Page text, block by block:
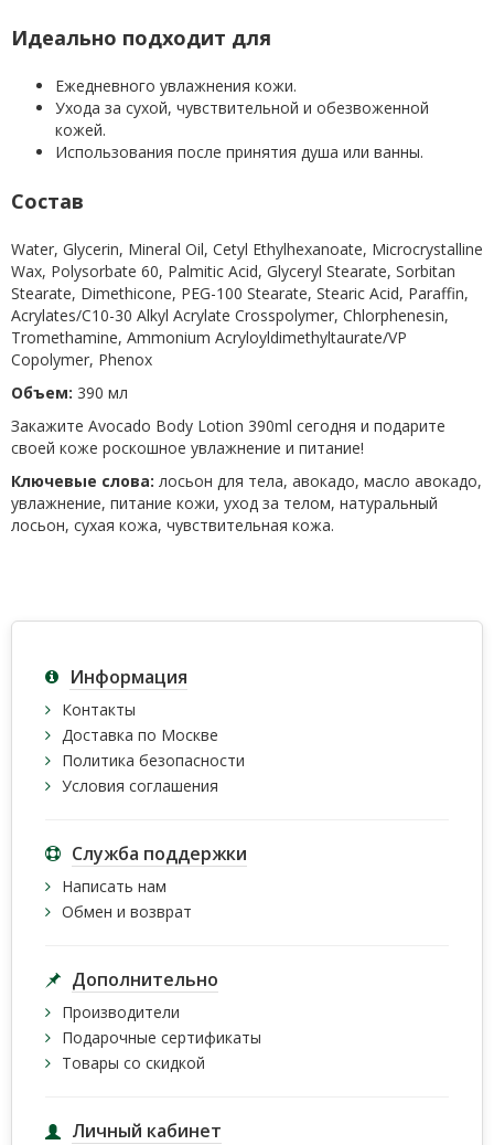
Идеально подходит для
Ежедневного увлажнения кожи.
Ухода за сухой, чувствительной и обезвоженной
кожей.
Использования после принятия душа или ванны.
Состав
Water, Glycerin, Mineral Oil, Cetyl Ethylhexanoate, Microcrystalline
Wax, Polysorbate 60, Palmitic Acid, Glyceryl Stearate, Sorbitan
Stearate, Dimethicone, PEG-100 Stearate, Stearic Acid, Paraffin,
Acrylates/C10-30 Alkyl Acrylate Crosspolymer, Chlorphenesin,
Tromethamine, Ammonium Acryloyldimethyltaurate/VP
Copolymer, Phenox
Объем: 390 мл
Закажите Avocado Body Lotion 390ml сегодня и подарите
своей коже роскошное увлажнение и питание!
Ключевые слова: лосьон для тела, авокадо, масло авокадо,
увлажнение, питание кожи, уход за телом, натуральный
лосьон, сухая кожа, чувствительная кожа.
Информация
Контакты
Доставка по Москве
Политика безопасности
Условия соглашения
Служба поддержки
Написать нам
Обмен и возврат
Дополнительно
Производители
Подарочные сертификаты
Товары со скидкой
Личный кабинет